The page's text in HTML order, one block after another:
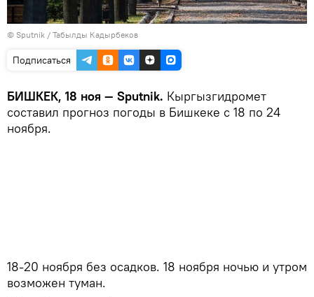
© Sputnik / Табылды Кадырбеков
Подписаться
БИШКЕК, 18 ноя — Sputnik. Кыргызгидромет
составил прогноз погоды в Бишкеке с 18 по 24
ноября.
18-20 ноября без осадков. 18 ноября ночью и утром
возможен туман.